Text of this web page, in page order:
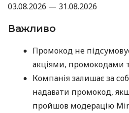
03.08.2026 — 31.08.2026
Важливо
Промокод не
акціями, промокодами
Компанія залишає за
надавати промокод,
пройшов модерацію